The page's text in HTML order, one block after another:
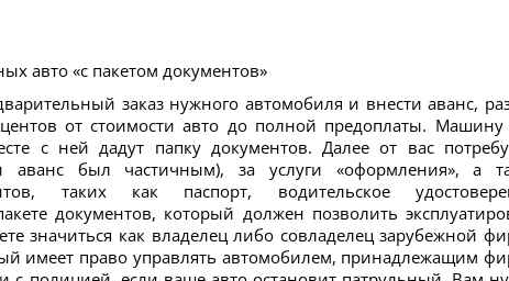
авто «с пакетом документов»
заказ нужного автомобиля и внести аванс,
от стоимости авто до полной предоплаты.
с ней дадут папку документов. Далее от вас
аванс был частичным), за услуги «оформления», а
таких как паспорт, водительское
документов, который должен позволить
значиться как владелец либо совладелец зарубежной
имеет право управлять автомобилем, принадлежащим